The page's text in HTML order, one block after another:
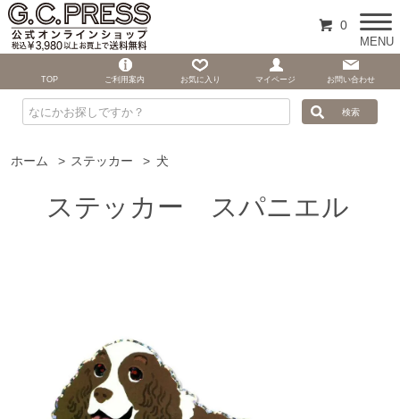
ホーム > ステッカー > 犬
ステッカー スパニエル
0
MENU
TOP ご利用案内 お気に入り マイページ お問い合わせ